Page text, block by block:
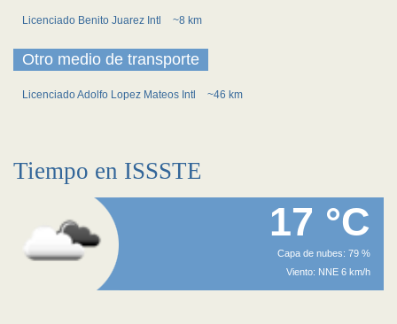
Licenciado Benito Juarez Intl ~8 km
Otro medio de transporte
Licenciado Adolfo Lopez Mateos Intl ~46 km
Tiempo en ISSSTE
17 °C
Capa de nubes: 79 %
Viento: NNE 6 km/h